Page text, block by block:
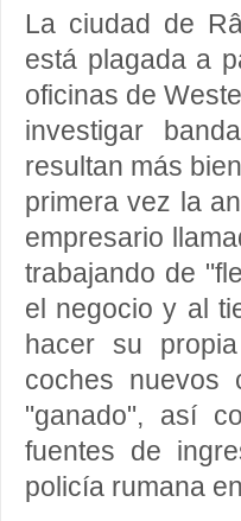
La ciudad de
está plagada a
oficinas de
investigar
resultan más
primera vez la
empresario
trabajando de
el negocio y al
hacer su
coches nuevos
"ganado", así
fuentes de
policía rumana